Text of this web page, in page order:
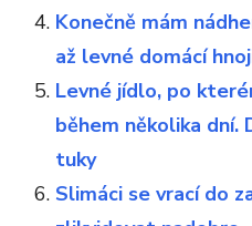
Konečně mám
až levné domácí
Levné jídlo, po
během několika
tuky
Slimáci se vrací do